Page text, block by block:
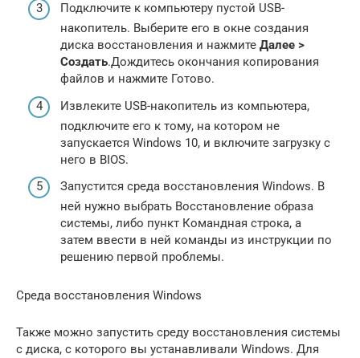
Подключите к компьютеру пустой USB-
накопитель. Выберите его в окне создания
диска восстановления и нажмите Далее >
Создать.Дождитесь окончания копирования
файлов и нажмите Готово.
Извлеките USB-накопитель из компьютера,
подключите его к тому, на котором не
запускается Windows 10, и включите загрузку с
него в BIOS.
Запустится среда восстановления Windows. В
ней нужно выбрать Восстановление образа
системы, либо пункт Командная строка, а
затем ввести в ней команды из инструкции по
решению первой проблемы.
Среда восстановления Windows
Также можно запустить среду восстановления системы
с диска, с которого вы устанавливали Windows. Для